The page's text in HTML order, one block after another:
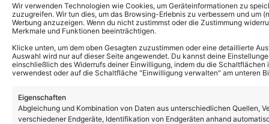
Wir verwenden Technologien wie Cookies, um Geräteinformationen zu
zuzugreifen. Wir tun dies, um das Browsing-Erlebnis zu verbessern und um
Werbung anzuzeigen. Wenn du nicht zustimmst oder die Zustimmung
Merkmale und Funktionen beeinträchtigen.
Klicke unten, um dem oben Gesagten zuzustimmen oder eine detaillierte
Auswahl wird nur auf dieser Seite angewendet. Du kannst deine
einschließlich des Widerrufs deiner Einwilligung, indem du die
verwendest oder auf die Schaltfläche "Einwilligung verwalten" am unteren
Eigenschaften
Abgleichung und Kombination von Daten aus unterschiedlichen Quellen,
verschiedener Endgeräte, Identifikation von Endgeräten anhand